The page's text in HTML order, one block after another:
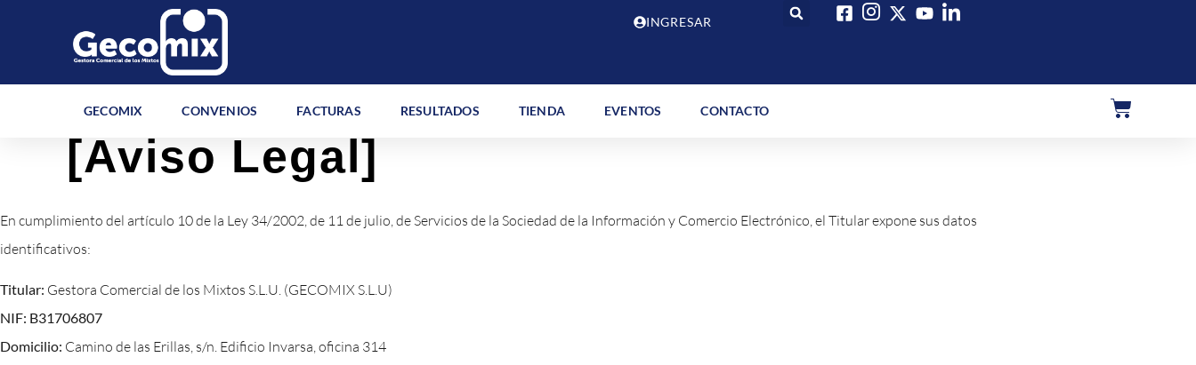
INGRESAR
GECOMIX CONVENIOS FACTURAS RESULTADOS TIENDA EVENTOS CONTACTO
[Aviso Legal]
En cumplimiento del artículo 10 de la Ley 34/2002, de 11 de julio, de Servicios de la Sociedad de la Información y Comercio Electrónico, el Titular expone sus datos
identificativos:
Titular: Gestora Comercial de los Mixtos S.L.U. (GECOMIX S.L.U)
NIF: B31706807
Domicilio: Camino de las Erillas, s/n. Edificio Invarsa, oficina 314